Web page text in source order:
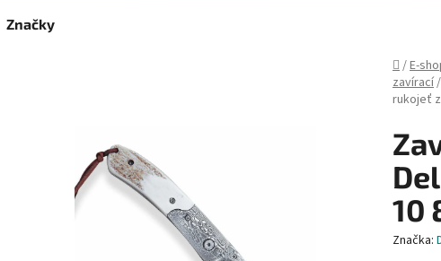
Značky
Domů
/E-
zavírací/
rukojeť
10
Značka: